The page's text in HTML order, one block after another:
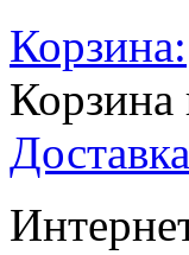
Корзина:
Корзина